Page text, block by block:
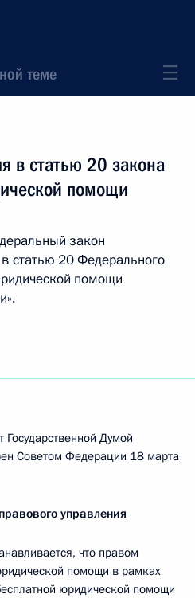
теме
в статью 20 закона
помощи
закон
статью 20 Федерального
помощи
Думой
Советом Федерации 18 марта
управления
что правом
помощи в рамках
юридической помощи